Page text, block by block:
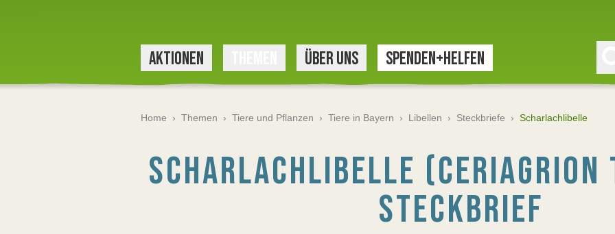
AKTIONEN ÜBER UNS SPENDEN+HELFEN
Home › Themen › Tiere und Pflanzen › Tiere in Bayern › Libellen › Steckbriefe › Scharlachlibelle
SCHARLACHLIBELLE
STECKBRIEF